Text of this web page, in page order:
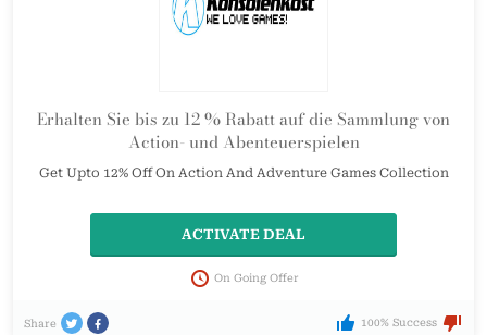
Erhalten Sie bis zu 12 % Rabatt auf die Sammlung von
Action- und Abenteuerspielen
Get Upto 12% Off On Action And Adventure Games Collection
ACTIVATE DEAL
On Going Offer
Share 100% Success